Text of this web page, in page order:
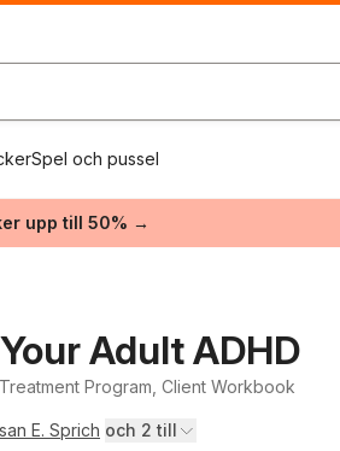
Spel och pussel
upp till 50% →
Adult ADHD
Program, Client Workbook
E. Sprich och 2 till